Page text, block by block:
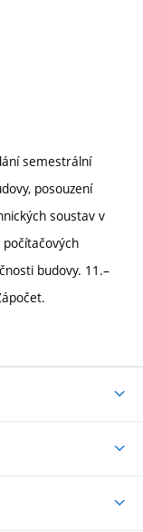
semestrální
posouzení
soustav v
budovy. 11.–